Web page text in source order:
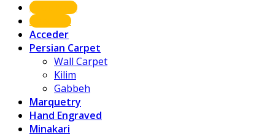
Shop Now
About us
Acceder
Persian Carpet
Wall Carpet
Kilim
Gabbeh
Marquetry
Hand Engraved
Minakari